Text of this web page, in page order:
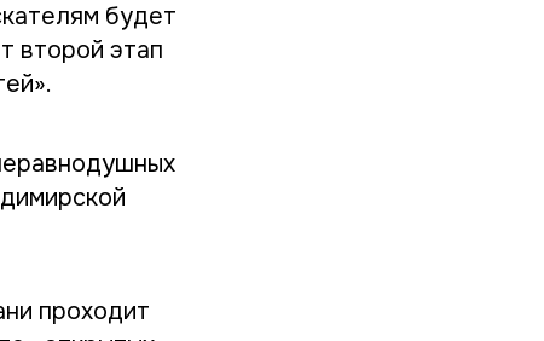
будет
второй этап
проходит